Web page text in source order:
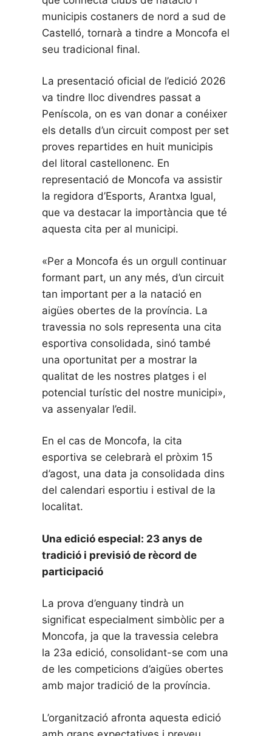
municipis costaners de nord a sud de
Castelló, tornarà a tindre a Moncofa el
seu tradicional final.
La presentació oficial de l’edició 2026
va tindre lloc divendres passat a
Peníscola, on es van donar a conéixer
els detalls d’un circuit compost per set
proves repartides en huit municipis
del litoral castellonenc. En
representació de Moncofa va assistir
la regidora d’Esports, Arantxa Igual,
que va destacar la importància que té
aquesta cita per al municipi.
«Per a Moncofa és un orgull continuar
formant part, un any més, d’un circuit
tan important per a la natació en
aigües obertes de la província. La
travessia no sols representa una cita
esportiva consolidada, sinó també
una oportunitat per a mostrar la
qualitat de les nostres platges i el
potencial turístic del nostre municipi»,
va assenyalar l’edil.
En el cas de Moncofa, la cita
esportiva se celebrarà el pròxim 15
d’agost, una data ja consolidada dins
del calendari esportiu i estival de la
localitat.
Una edició especial: 23 anys de
tradició i previsió de rècord de
participació
La prova d’enguany tindrà un
significat especialment simbòlic per a
Moncofa, ja que la travessia celebra
la 23a edició, consolidant-se com una
de les competicions d’aigües obertes
amb major tradició de la província.
L’organització afronta aquesta edició